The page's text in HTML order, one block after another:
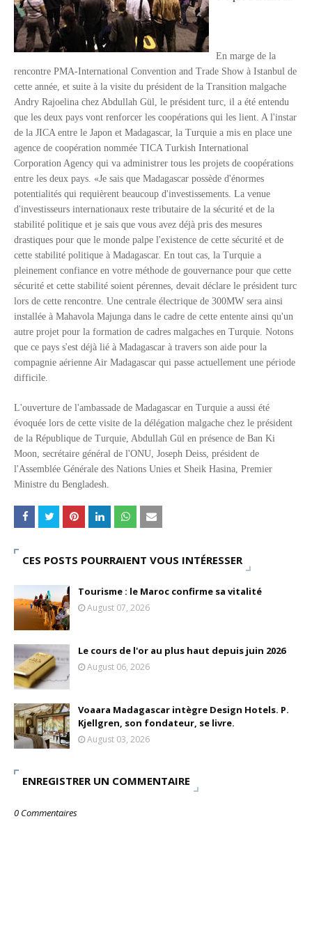
Tsirisoa Edition-Jul 15 2026
Jeux vidéo : Supercell parie sur les studios africains
Unknown
-Jul 13 2026
Intelligence artificielle : le "Sud global" joue sa partition
Unknown-Jul 06 2026
Chine : des investissements à l'étranger plus encadrés
Unknown -Jul 01 2026
Economie hôtelière : la connectivité comme levier
Unknown-Jun 27 2026
Pays du Golfe : nouveau paradigme, nouvelles priorités
Unknown-Jun 22 2026
Neutralité carbone : les "Iles Vanille" poussent leurs pions
Unknown-Jun 18 2026
Rendez-vous golfique : Mazagan joue sa carte
Unknown-Jun 11 2026
Course à l'IA : Meta envisage une importante levée de fonds
Unknown-Jun 06 2026
Banques centrales : indépendantes jusqu'où ?
Jun 02 2026
VTC : Yango Group veut accélérer en Afrique
May 22 2026
Marques françaises : Chanel aux sommets de la
Tsirisoa Edition
May 13 2026
Art et médias sociaux : à l'ère de la "présence ciblée"
Tourisme : l'Afrique fait le pari du luxe et de la durabilité
Unknown
- May 03 2026
Economie : quand le roi dollar grince
Unknown
Apr 26 2026
Tourisme : le Maroc confirme sa vitalité
Unknown-
En marge de la
rencontre PMA-International Convention and Trade Show à Istanbul de
cette année, et suite à la visite du président de la Transition malgache
Andry Rajoelina chez Abdullah Gül, le président turc, il a été entendu
que les deux pays vont renforcer les coopérations qui les lient. A l'instar
de la JICA entre le Japon et Madagascar, la Turquie a mis en place une
agence de coopération nommée TICA Turkish International
Corporation Agency qui va administrer tous les projets de coopérations
entre les deux pays. «Je sais que Madagascar possède d'énormes
potentialités qui requièrent beaucoup d'investissements. La venue
d'investisseurs internationaux reste tributaire de la sécurité et de la
stabilité politique et je sais que vous avez déjà pris des mesures
drastiques pour que le monde palpe l'existence de cette sécurité et de
cette stabilité politique à Madagascar. En tout cas, la Turquie a
pleinement confiance en votre méthode de gouvernance pour que cette
sécurité et cette stabilité soient pérennes, devait déclare le président turc
lors de cette rencontre. Une centrale électrique de 300MW sera ainsi
installée à Mahavola Majunga dans le cadre de cette entente ainsi qu'un
autre projet pour la formation de cadres malgaches en Turquie. Notons
que ce pays s'est déjà lié à Madagascar à travers son aide pour la
compagnie aérienne Air Madagascar qui passe actuellement une période
difficile.
L'ouverture de l'ambassade de Madagascar en Turquie a aussi été
évoquée lors de cette visite de la délégation malgache chez le président
de la République de Turquie, Abdullah Gül en présence de Ban Ki
Moon, secrétaire général de l'ONU, Joseph Deiss, président de
l'Assemblée Générale des Nations Unies et Sheik Hasina, Premier
Ministre du Bengladesh.
CES POSTS POURRAIENT VOUS INTÉRESSER
Tourisme : le Maroc confirme sa vitalité
August 07, 2026
Le cours de l'or au plus haut depuis juin 2026
August 06, 2026
Voaara Madagascar intègre Design Hotels. P.
Kjellgren, son fondateur, se livre.
August 03, 2026
ENREGISTRER UN COMMENTAIRE
0 Commentaires